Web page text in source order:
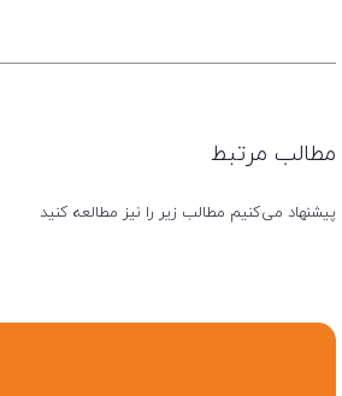
مطالب مرتبط
پیشنهاد می‌کنیم مطالب زیر را نیز مطالعه کنید